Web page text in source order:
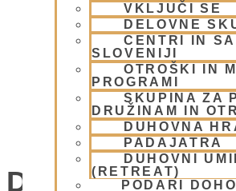
VKLJUČI SE
DELOVNE
CENTRI IN
SLOVENIJI
OTROŠKI IN
PROGRAMI
SKUPINA ZA
DRUŽINAM IN
DUHOVNA
PADAJATRA
DUHOVNI
(RETREAT)
PODARI
OGNJENA ŽRTVENA JAGJA
Dogodki